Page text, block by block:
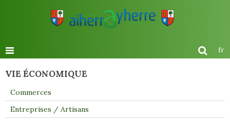
fr
VIE ÉCONOMIQUE
Commerces
Entreprises / Artisans